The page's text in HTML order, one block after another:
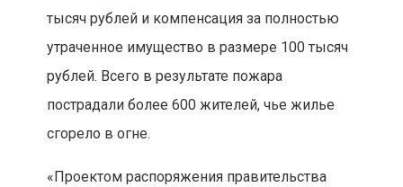
тысяч рублей и компенсация за полностью
утраченное имущество в размере 100 тысяч
рублей. Всего в результате пожара
пострадали более 600 жителей, чье жилье
сгорело в огне.
«Проектом распоряжения правительства